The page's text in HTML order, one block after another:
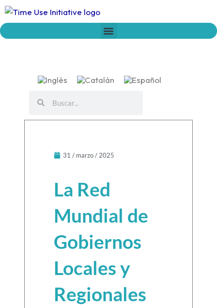
contenido
31 / marzo / 2025
La Red
Mundial de
Gobiernos
Locales y
Regionales